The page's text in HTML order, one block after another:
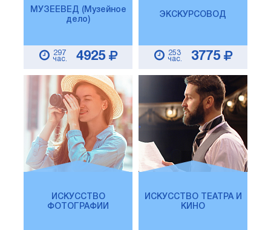
МУЗЕЕВЕД (Музейное
дело)
297
час.
4925
ЭКСКУРСОВОД
253
час.
3775
ИСКУССТВО
ФОТОГРАФИИ
ИСКУССТВО ТЕАТРА И
КИНО